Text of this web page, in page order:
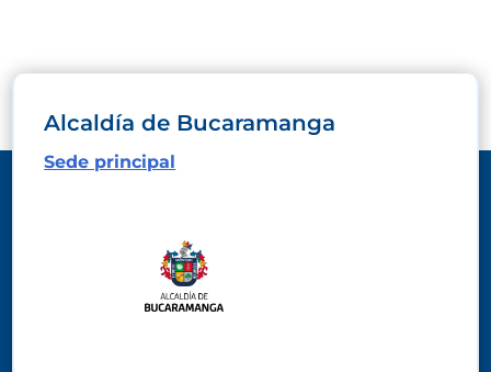
Alcaldía de Bucaramanga
Sede principal